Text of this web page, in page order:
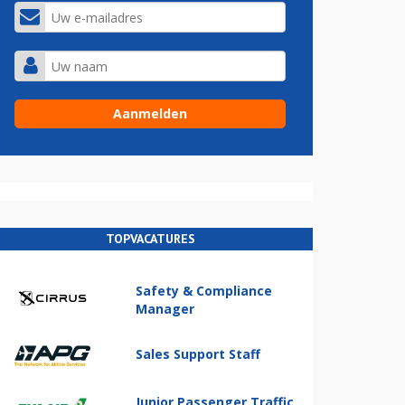
TOPVACATURES
Safety & Compliance
Manager
Sales Support Staff